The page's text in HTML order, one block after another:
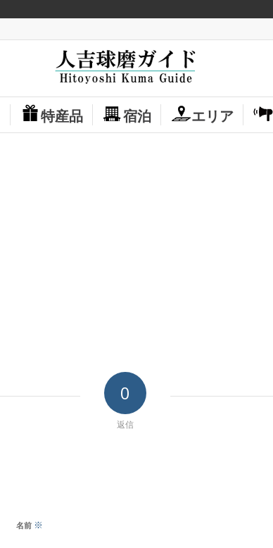
特産品 宿泊 エリア
0
返信
名前 ※